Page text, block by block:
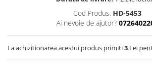
Cearceaf normal 6 piese
Lenjerii Catifea
Cearceaf cu elastic
Cearceaf normal
Huse De Pat Tricotate 160x200cm
Huse De Pat Tricotate 180x200cm
Huse Impermeabile
Huse Impermeabile 160x200cm
Huse Impermeabile 180x200cm
Cod Produs: HD-5453
Ai nevoie de ajutor?
La achizitionarea acestui produs primiti3 Lei